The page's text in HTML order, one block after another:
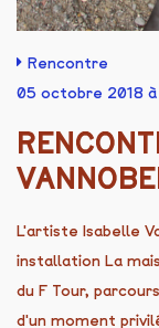
Rencontre
05 octobre 2018 à
L'artiste Isabelle
installation La
du F Tour,
d'un moment